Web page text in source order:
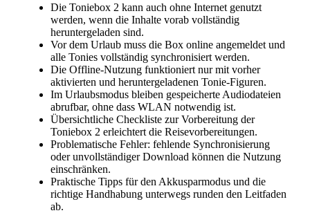
Die Toniebox 2 kann auch ohne Internet genutzt
werden, wenn die Inhalte vorab vollständig
heruntergeladen sind.
Vor dem Urlaub muss die Box online angemeldet und
alle Tonies vollständig synchronisiert werden.
Die Offline-Nutzung funktioniert nur mit vorher
aktivierten und heruntergeladenen Tonie-Figuren.
Im Urlaubsmodus bleiben gespeicherte Audiodateien
abrufbar, ohne dass WLAN notwendig ist.
Übersichtliche Checkliste zur Vorbereitung der
Toniebox 2 erleichtert die Reisevorbereitungen.
Problematische Fehler: fehlende Synchronisierung
oder unvollständiger Download können die Nutzung
einschränken.
Praktische Tipps für den Akkusparmodus und die
richtige Handhabung unterwegs runden den Leitfaden
ab.